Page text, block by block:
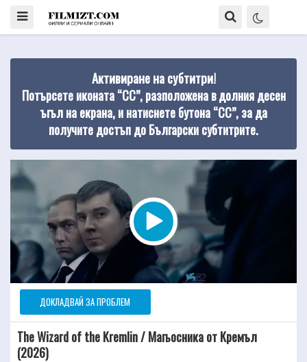
Активиране на субтитри!
Потърсете иконата “CC”, разположена в долния десен
ъгъл на екрана, и натиснете бутона “CC”, за да
получите достъп до Български субтитрите.
ДОКЛАДВАЙ ЗА ПРОБЛЕМ
The Wizard of the Kremlin / Магьосника от Кремъл
(2026)